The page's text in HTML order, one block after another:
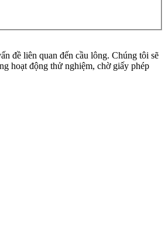
đề liên quan đến cầu lông. Chúng tôi sẽ
hoạt động thử nghiệm, chờ giấy phép